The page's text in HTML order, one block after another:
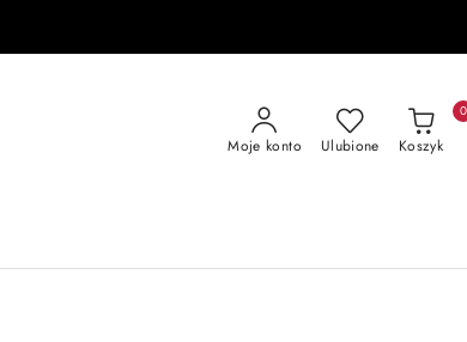
Moje konto Ulubione Koszyk
0